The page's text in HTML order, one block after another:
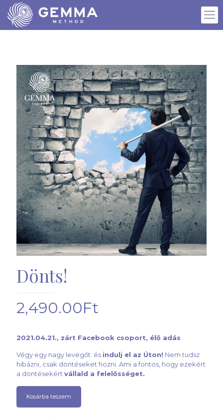
Dönts!
2,490.00Ft
2021.04.21., zárt Facebook csoport, élő adás
Végy egy nagy levegőt. és indulj el az Úton! Nem tudsz
hibázni, csak döntéseket hozni. Ami a fontos, hogy ezekért
a döntésekért vállald a felelősséget.
Kosárba teszem